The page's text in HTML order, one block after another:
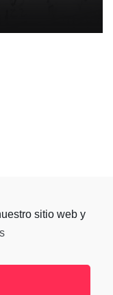
sitio web y